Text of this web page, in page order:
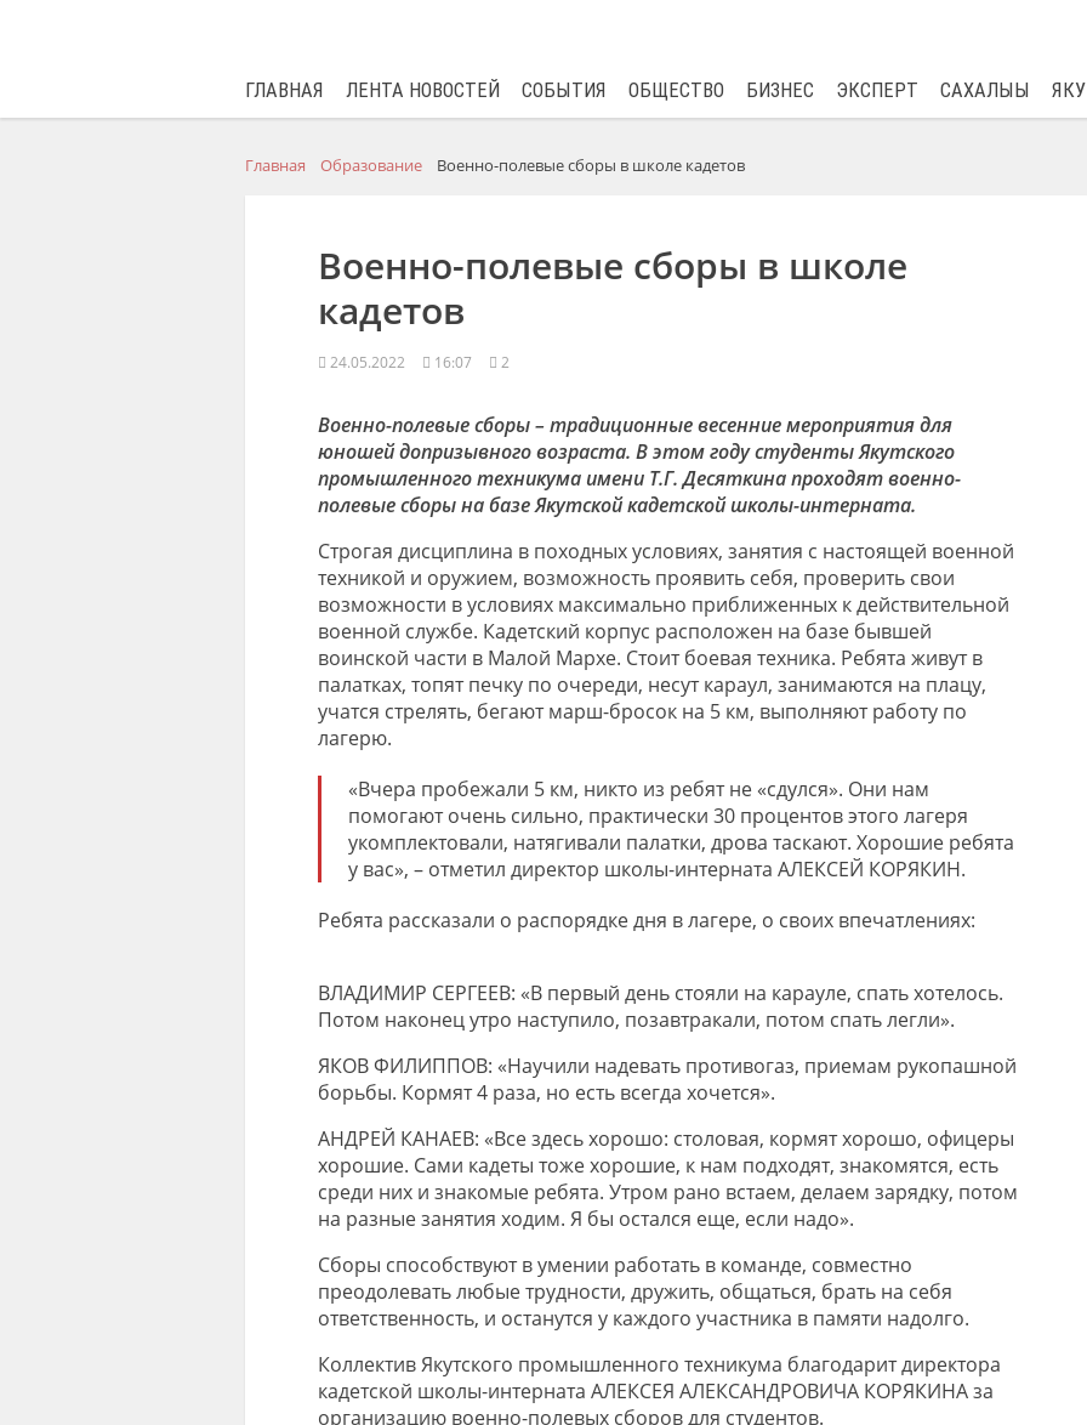
ГЛАВНАЯ ЛЕНТА НОВОСТЕЙ СОБЫТИЯ ОБЩЕСТВО БИЗНЕС ЭКСПЕРТ САХАЛЫЫ
Главная Образование Военно-полевые сборы в школе кадетов
Военно-полевые сборы в школе
кадетов
24.05.2022 16:07 2
Военно-полевые сборы –традиционныевесенниемероприятия для
юношей допризывного возраста. В этом году студенты Якутского
промышленного техникума имени Т.Г.Десяткинапроходятвоенно-
полевые сборы на базеЯкутскойкадетскойшколы-интерната.
Строгая дисциплина в походных условиях, занятия с настоящей военной
техникой и оружием, возможность проявить себя, проверить свои
возможности в условиях максимально приближенных к действительной
военной службе. Кадетский корпус расположен на базе бывшей
воинской части в Малой Мархе. Стоит боевая техника. Ребята живут в
палатках, топят печку по очереди, несут караул, занимаются на плацу,
учатся стрелять, бегают марш-бросок на 5 км, выполняют работу по
лагерю.
«Вчера пробежали 5 км, никто из ребят не «сдулся». Они нам
помогают очень сильно, практически 30 процентов этого лагеря
укомплектовали, натягивали палатки, дрова таскают. Хорошие ребята
у вас», – отметил директор школы-интернатаАЛЕКСЕЙ КОРЯКИН.
Ребята рассказали о распорядке дня в лагере, о своих впечатлениях:
ВЛАДИМИР СЕРГЕЕВ: «В первый день стояли на карауле, спать хотелось.
Потом наконец утро наступило, позавтракали, потом спать легли».
ЯКОВ ФИЛИППОВ: «Научили надевать противогаз, приемам рукопашной
борьбы. Кормят 4 раза, но есть всегда хочется».
АНДРЕЙ КАНАЕВ: «Все здесь хорошо: столовая, кормят хорошо, офицеры
хорошие. Сами кадеты тоже хорошие, к нам подходят, знакомятся, есть
среди них и знакомые ребята. Утром рано встаем, делаем зарядку, потом
на разные занятия ходим. Я бы остался еще, если надо».
Сборы способствуют вумении работать в команде, совместно
преодолевать любые трудности, дружить, общаться, брать на себя
ответственность, и останутся у каждого участника в памяти надолго.
Коллектив Якутского промышленного техникума благодарит директора
кадетской школы-интерната АЛЕКСЕЯ АЛЕКСАНДРОВИЧА КОРЯКИНА за
организацию военно-полевых сборов для студентов.